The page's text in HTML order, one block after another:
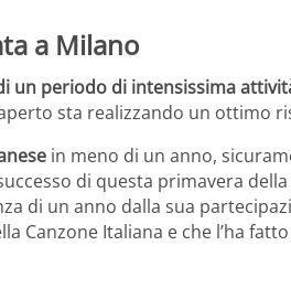
a Milano
un periodo di intensissima
sta realizzando un ottimo
in meno di un anno,
di questa primavera
di un anno dalla sua
Canzone Italiana e che l’ha